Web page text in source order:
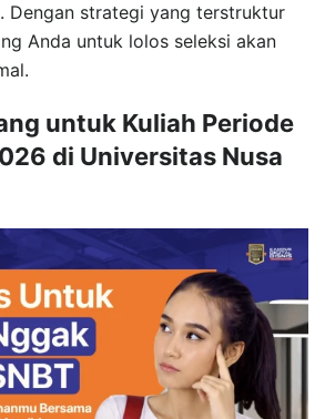
Dengan strategi yang terstruktur
Anda untuk lolos seleksi akan
untuk Kuliah Periode
di Universitas Nusa